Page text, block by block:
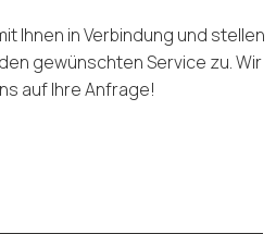
Ihnen in Verbindung und stellen
gewünschten Service zu. Wir
auf Ihre Anfrage!